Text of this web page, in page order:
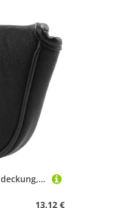
Ujjdwiurgh Putter-Abdeckung, SCHL?gerkopfbedeckung, Mallet-Putter-Kopfbedeckung, Magnetische SCHL?ger-Schutzh¨¹lle, Geschenk f¨¹r M?nnliche Golfer
13,12 €